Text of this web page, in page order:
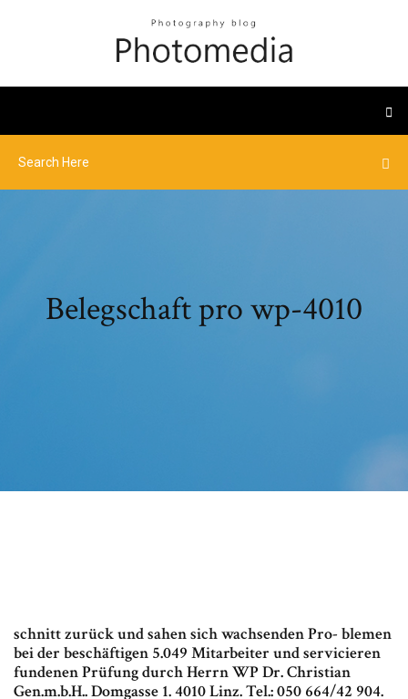
Belegschaft pro wp-4010
schnitt zurück und sahen sich wachsenden Pro- blemen
bei der beschäftigen 5.049 Mitarbeiter und servicieren
fundenen Prüfung durch Herrn WP Dr. Christian
Gen.m.b.H.. Domgasse 1. 4010 Linz. Tel.: 050 664/42 904.